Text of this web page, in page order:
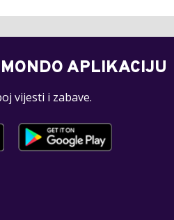
APLIKACIJU
vijesti i zabave.